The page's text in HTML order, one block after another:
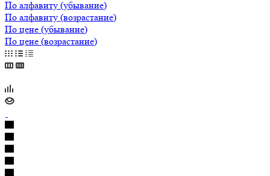
По алфавиту (убывание)
По алфавиту (возрастание)
По цене (убывание)
По цене (возрастание)